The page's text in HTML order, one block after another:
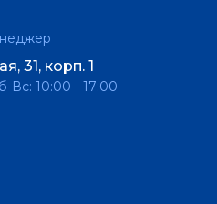
31, корп. 1
Вс: 10:00 - 17:00